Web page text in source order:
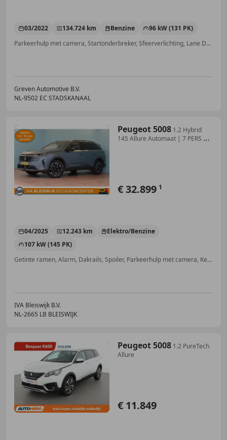
03/2022 134.724 km Benzine
96 kW (131 PK)
Parkeerhulp met camera, Startonderbreker, Sfeerverlichting, Lane Departure Warning Systeem, Met onderhoudshistorie, Dakrails, Geheel digitaal combi-instrument, Getinte ramen
Greven Automotive B.V.
NL-9502 EC STADSKANAAL
Peugeot 5008 1.2 Hybrid
145 Allure Automaat | 7 PERS |
€ 32.899 1
04/2025 12.243 km
Elektro/Benzine
107 kW (145 PK)
Getinte ramen, Alarm, Dakrails, Spoiler, Parkeerhulp met camera, Keyless Entry, LED verlichting, Bandenspanningscontrole
IVA Bleiswijk B.V.
NL-2665 LB BLEISWIJK
Peugeot 5008 1.2 PureTech
Allure
€ 11.849